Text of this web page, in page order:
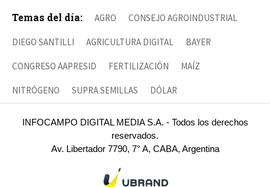
Temas del día: AGRO CONSEJO AGROINDUSTRIAL
DIEGO SANTILLI AGRICULTURA DIGITAL BAYER
CONGRESO AAPRESID FERTILIZACIÓN MAÍZ
NITRÓGENO SUPRA SEMILLAS DÓLAR
INFOCAMPO DIGITAL MEDIA S.A. - Todos los derechos
reservados.
Av. Libertador 7790, 7° A, CABA, Argentina